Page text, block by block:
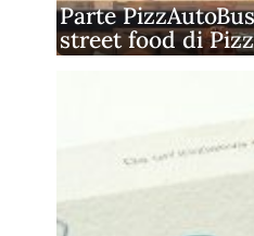
Parte
street food di